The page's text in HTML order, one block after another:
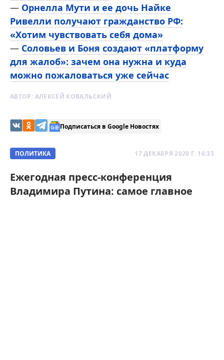
— Орнелла Мути и ее дочь Найке
Ривелли получают гражданство РФ:
«Хотим чувствовать себя дома»
— Соловьев и Боня создают «платформу
для жалоб»: зачем она нужна и куда
можно пожаловаться уже сейчас
АВТОР: АЛЕКСЕЙ КОВАЛЬСКИЙ
Подписаться в Google Новостях
ПОЛИТИКА 17 ДЕКАБРЯ 2020 Г. 16:33
Ежегодная пресс-конференция
Владимира Путина: самое главное